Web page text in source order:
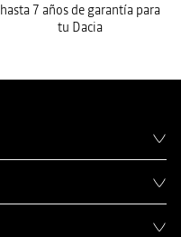
hasta 7 años de garantía para
tu Dacia